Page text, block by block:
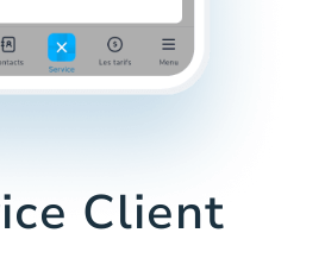
Client